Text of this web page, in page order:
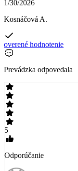
1/30/2026
Kosnáčová A.
overené hodnotenie
Prevádzka odpovedala
5
Odporúčanie